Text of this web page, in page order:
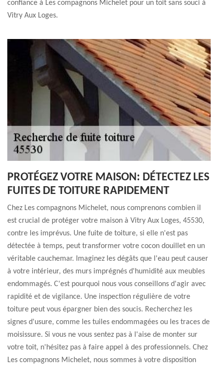
confiance à Les compagnons Michelet pour un toit sans souci à
Vitry Aux Loges.
PROTÉGEZ VOTRE MAISON: DÉTECTEZ LES
FUITES DE TOITURE RAPIDEMENT
Chez Les compagnons Michelet, nous comprenons combien il
est crucial de protéger votre maison à Vitry Aux Loges, 45530,
contre les imprévus. Une fuite de toiture, si elle n'est pas
détectée à temps, peut transformer votre cocon douillet en un
véritable cauchemar. Imaginez les dégâts que l'eau peut causer
à votre intérieur, des murs imprégnés d'humidité aux meubles
endommagés. C'est pourquoi nous vous conseillons d'agir avec
rapidité et de vigilance. Une inspection régulière de votre
toiture peut vous épargner bien des soucis. Recherchez les
signes d'usure, comme les tuiles endommagées ou les traces de
moisissure. Si vous ne vous sentez pas à l'aise de monter sur
votre toit, n'hésitez pas à faire appel à des professionnels. Chez
Les compagnons Michelet, nous sommes à votre disposition